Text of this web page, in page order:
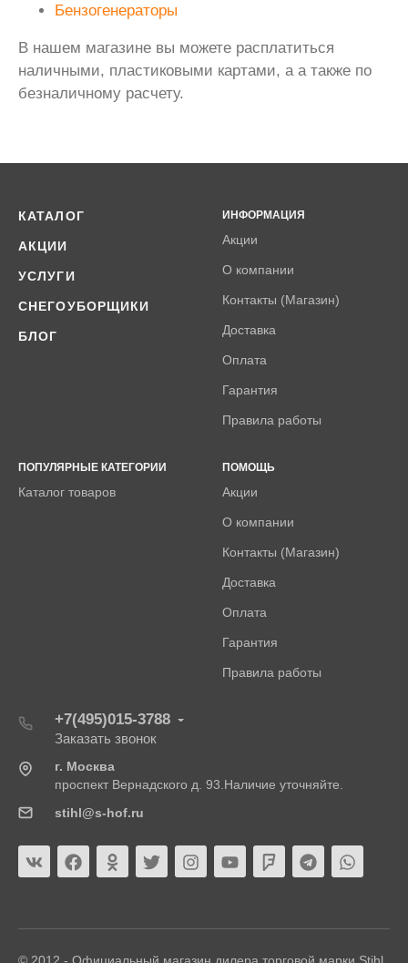
Бензогенераторы
В нашем магазине вы можете расплатиться
наличными, пластиковыми картами, а а также по
безналичному расчету.
КАТАЛОГ
АКЦИИ
УСЛУГИ
СНЕГОУБОРЩИКИ
БЛОГ
ИНФОРМАЦИЯ
Акции
О компании
Контакты (Магазин)
Доставка
Оплата
Гарантия
Правила работы
ПОПУЛЯРНЫЕ КАТЕГОРИИ
Каталог товаров
ПОМОЩЬ
Акции
О компании
Контакты (Магазин)
Доставка
Оплата
Гарантия
Правила работы
+7(495)015-3788
Заказать звонок
г. Москва
проспект Вернадского д. 93.Наличие уточняйте.
stihl@s-hof.ru